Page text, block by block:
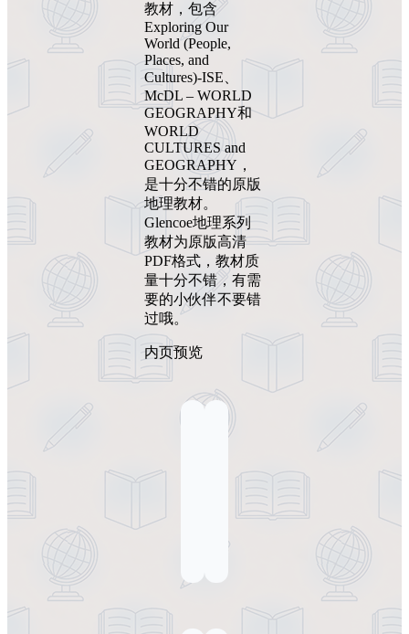
教材，包含
Exploring Our
World (People,
Places, and
Cultures)-ISE、
McDL – WORLD
GEOGRAPHY和
WORLD
CULTURES and
GEOGRAPHY，
是十分不错的原版
地理教材。
Glencoe地理系列
教材为原版高清
PDF格式，教材质
量十分不错，有需
要的小伙伴不要错
过哦。
内页预览